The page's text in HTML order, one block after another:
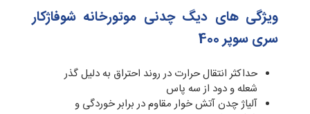
ویژگی های دیگ چدنی موتورخانه شوفاژکار
سری سوپر 400
حداکثر انتقال حرارت در روند احتراق به دلیل گذر
شعله و دود از سه پاس
آلیاژ چدن آتش خوار مقاوم در برابر خوردگی و